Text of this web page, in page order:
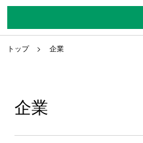
トップ 企業
企業